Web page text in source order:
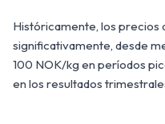
Históricamente, los precios
significativamente, desde
100 NOK/kg en períodos
en los resultados